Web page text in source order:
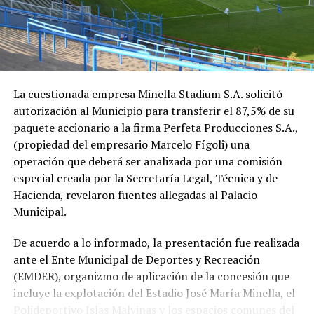
La cuestionada empresa Minella Stadium S.A. solicitó
autorización al Municipio para transferir el 87,5% de su
paquete accionario a la firma Perfeta Producciones S.A.,
(propiedad del empresario Marcelo Fígoli) una
operación que deberá ser analizada por una comisión
especial creada por la Secretaría Legal, Técnica y de
Hacienda, revelaron fuentes allegadas al Palacio
Municipal.
De acuerdo a lo informado, la presentación fue realizada
ante el Ente Municipal de Deportes y Recreación
(EMDER), organizmo de aplicación de la concesión que
incluye la explotación del Estadio José María Minella, el
Polideportivo Islas Malvinas y los espacios comunes del